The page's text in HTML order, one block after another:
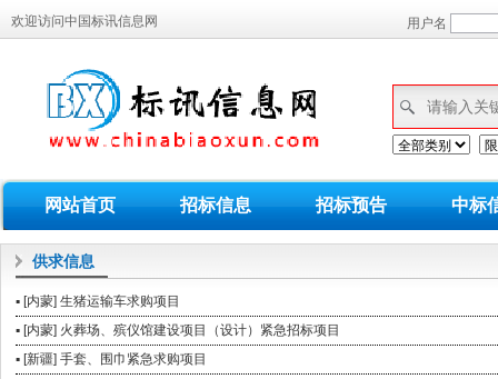
用户名
欢迎访问中国标讯信息网
网站首页 招标信息 招标预告 中标
供求信息
▪ [内蒙] 生猪运输车求购项目
▪ [内蒙] 火葬场、殡仪馆建设项目（设计）紧急招标项目
▪ [新疆] 手套、围巾紧急求购项目